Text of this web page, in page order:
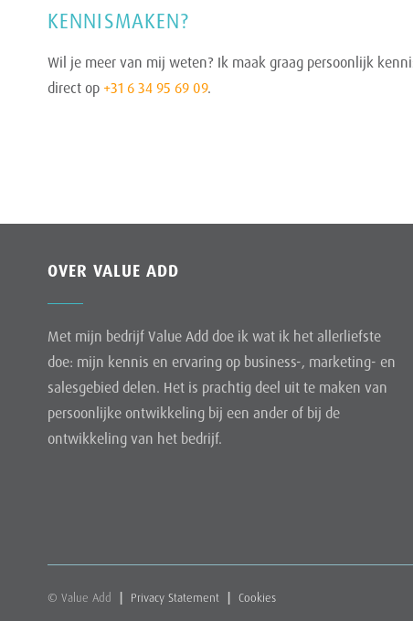
KENNISMAKEN?
Wil je meer van mij weten? Ik maak graag persoonlijk
direct op +31 6 34 95 69 09.
OVER VALUE ADD
Met mijn bedrijf Value Add doe ik wat ik het allerliefste
doe: mijn kennis en ervaring op business-, marketing- en
salesgebied delen. Het is prachtig deel uit te maken van
persoonlijke ontwikkeling bij een ander of bij de
ontwikkeling van het bedrijf.
© Value Add Privacy Statement Cookies